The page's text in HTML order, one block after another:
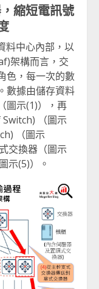
縮短電訊號
料中心內部，以
架構而言，交
色，每一次的數
數據由儲存資料
圖示(1)），再
（圖示
（圖示
交換器（圖示
示(5)）。